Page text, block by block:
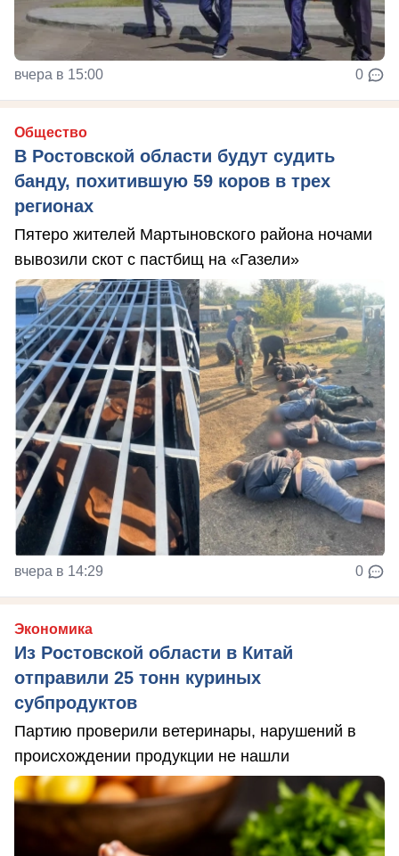
вчера в 15:00 0
Общество
В Ростовской области будут судить
банду, похитившую 59 коров в трех
регионах
Пятеро жителей Мартыновского района ночами
вывозили скот с пастбищ на «Газели»
вчера в 14:29 0
Экономика
Из Ростовской области в Китай
отправили 25 тонн куриных
субпродуктов
Партию проверили ветеринары, нарушений в
происхождении продукции не нашли